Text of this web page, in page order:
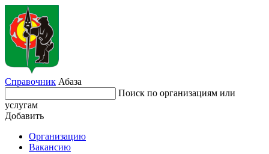
Справочник Абаза
Поиск по организациям или
услугам
Добавить
Организацию
Вакансию